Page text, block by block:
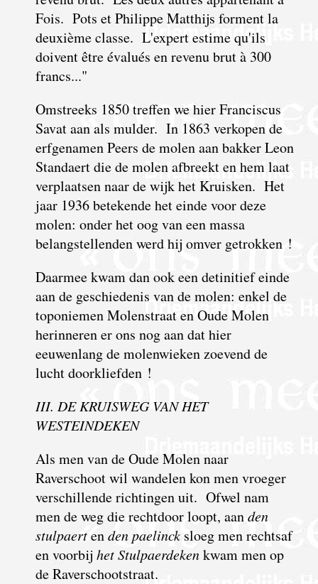
Fois. Pots et Philippe Matthijs forment la
deuxième classe. L'expert estime qu'ils
doivent être évalués en revenu brut à 300
francs..."
Omstreeks 1850 treffen we hier Franciscus
Savat aan als mulder. In 1863 verkopen de
erfgenamen Peers de molen aan bakker Leon
Standaert die de molen afbreekt en hem laat
verplaatsen naar de wijk het Kruisken. Het
jaar 1936 betekende het einde voor deze
molen: onder het oog van een massa
belangstellenden werd hij omver getrokken !
Daarmee kwam dan ook een detinitief einde
aan de geschiedenis van de molen: enkel de
toponiemen Molenstraat en Oude Molen
herinneren er ons nog aan dat hier
eeuwenlang de molenwieken zoevend de
lucht doorkliefden !
III. DE KRUISWEG VAN HET
WESTEINDEKEN
Als men van de Oude Molen naar
Raverschoot wil wandelen kon men vroeger
verschillende richtingen uit. Ofwel nam
men de weg die rechtdoor loopt, aanden
stulpaertenden paelincksloeg men rechtsaf
en voorbij het Stulpaerdekenkwam men op
de Raverschootstraat.